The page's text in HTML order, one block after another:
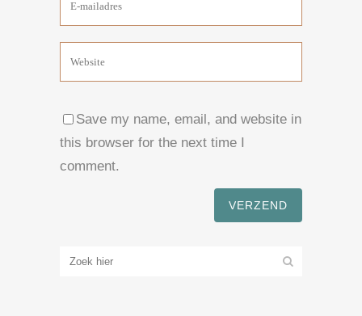
Save my name, email, and website in
this browser for the next time I
comment.